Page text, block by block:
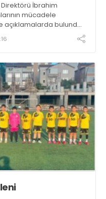
İbrahim
mücadele
açıklamalarda bulundu.
çeken İshakoğlu,
değil, Türk futboluna